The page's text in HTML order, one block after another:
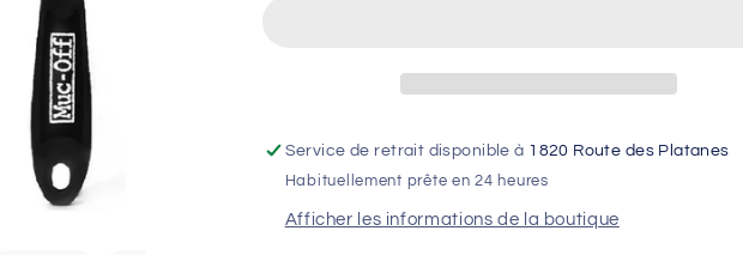
Service de retrait disponible à 1820 Route des Platanes
Habituellement prête en 24 heures
Afficher les informations de la boutique